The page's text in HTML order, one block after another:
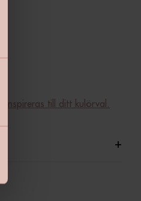
inspireras till ditt kulörval.
+